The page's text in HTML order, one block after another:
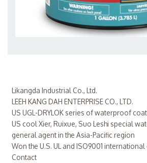
Likangda Industrial Co., Ltd.
LEEH KANG DAH ENTERPRISE CO., LTD.
US UGL-DRYLOK series of waterproof
US cool Xier, Ruixue, Suo Leshi special
general agent in the Asia-Pacific region
Won the U.S. UL and ISO9001
Contact